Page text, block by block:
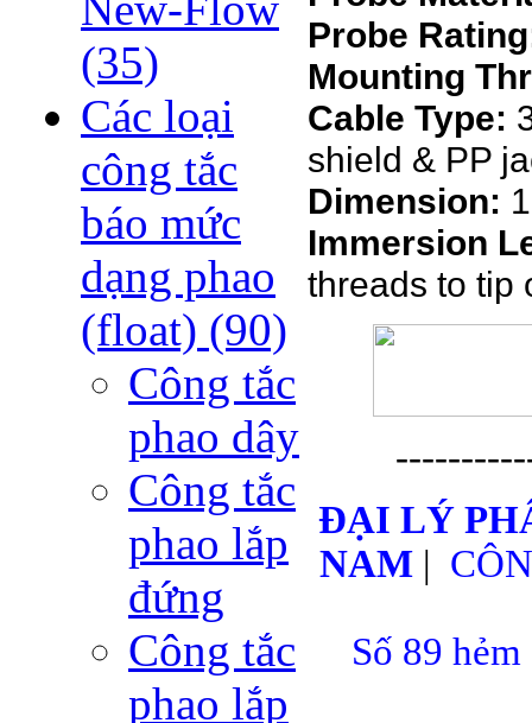
(35)
Các loại
công tắc
báo mức
dạng phao
(float) (90)
Công tắc
phao dây
Công tắc
phao lắp
đứng
Công tắc
phao lắp
Probe
Mounting
Cable Type:
shield & PP
Dimension:
Immersion
threads to tip
ĐẠI LÝ
NAM |
Số 89